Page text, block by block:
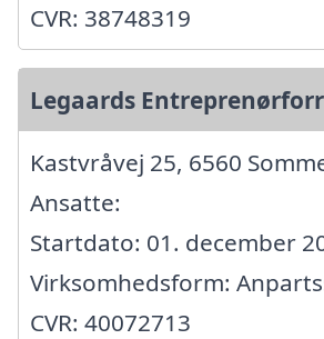
CVR: 38748319
Legaards
Kastvråvej 25, 6560
Ansatte:
Startdato: 01. december
Virksomhedsform:
CVR: 40072713